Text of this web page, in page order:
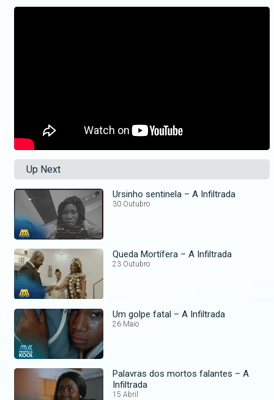
Up Next
Ursinho sentinela – A Infiltrada
30 Outubro
Queda Mortífera – A Infiltrada
23 Outubro
Um golpe fatal – A Infiltrada
26 Maio
Palavras dos mortos falantes – A
Infiltrada
15 Abril